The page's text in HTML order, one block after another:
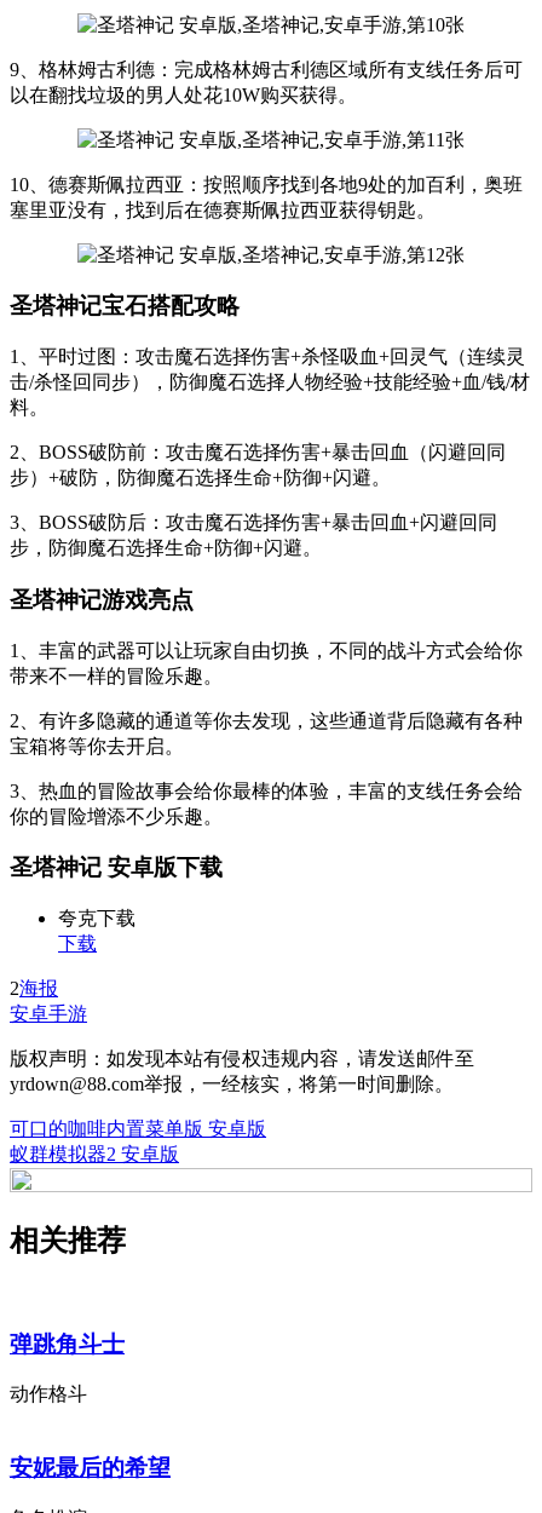
9、格林姆古利德：完成格林姆古利德区域所有支线任务后可
以在翻找垃圾的男人处花10W购买获得。
10、德赛斯佩拉西亚：按照顺序找到各地9处的加百利，奥班
塞里亚没有，找到后在德赛斯佩拉西亚获得钥匙。
圣塔神记宝石搭配攻略
1、平时过图：攻击魔石选择伤害+杀怪吸血+回灵气（连续灵
击/杀怪回同步），防御魔石选择人物经验+技能经验+血/钱/材
料。
2、BOSS破防前：攻击魔石选择伤害+暴击回血（闪避回同
步）+破防，防御魔石选择生命+防御+闪避。
3、BOSS破防后：攻击魔石选择伤害+暴击回血+闪避回同
步，防御魔石选择生命+防御+闪避。
圣塔神记游戏亮点
1、丰富的武器可以让玩家自由切换，不同的战斗方式会给你
带来不一样的冒险乐趣。
2、有许多隐藏的通道等你去发现，这些通道背后隐藏有各种
宝箱将等你去开启。
3、热血的冒险故事会给你最棒的体验，丰富的支线任务会给
你的冒险增添不少乐趣。
圣塔神记 安卓版下载
夸克下载
下载
2海报
安卓手游
版权声明：如发现本站有侵权违规内容，请发送邮件至
yrdown@88.com举报，一经核实，将第一时间删除。
可口的咖啡内置菜单版 安卓版
蚁群模拟器2 安卓版
相关推荐
弹跳角斗士
动作格斗
安妮最后的希望